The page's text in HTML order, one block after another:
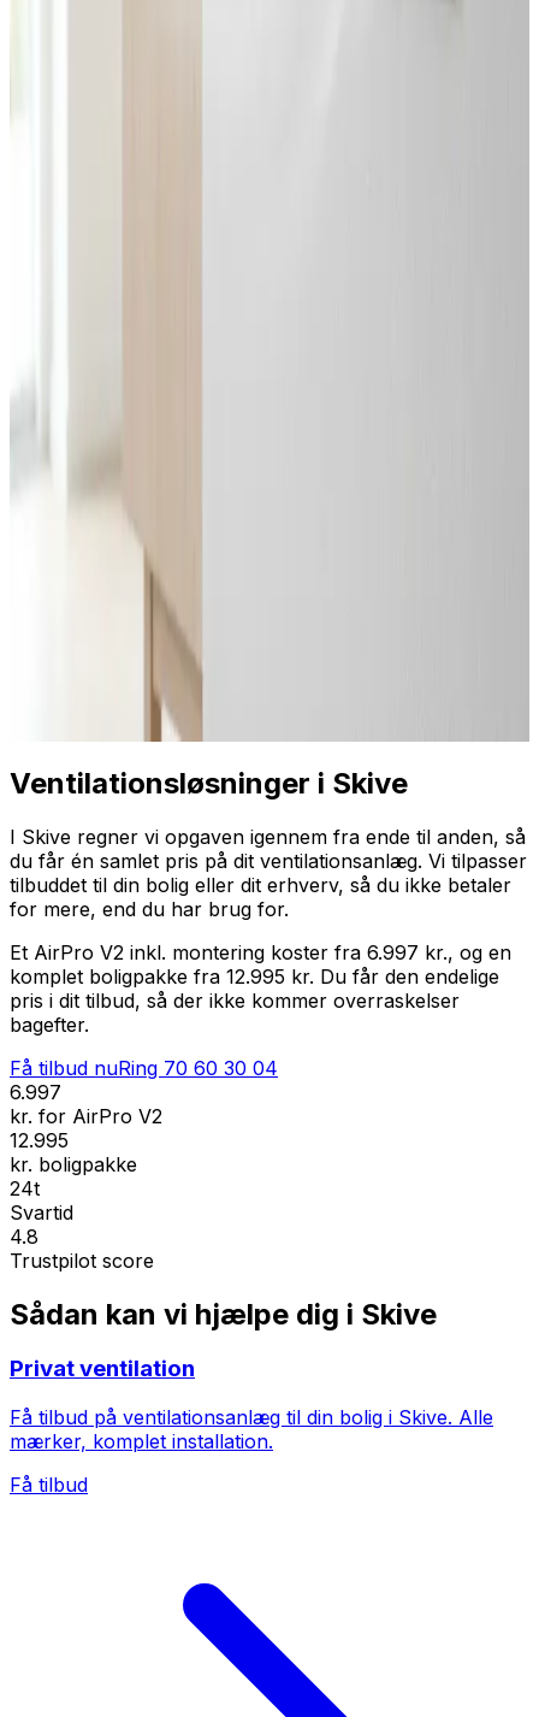
Professionel installation
70 60 30 04
Ventilationsløsninger i Skive
I Skive regner vi opgaven igennem fra ende til anden, så
du får én samlet pris på dit ventilationsanlæg. Vi tilpasser
tilbuddet til din bolig eller dit erhverv, så du ikke betaler
for mere, end du har brug for.
Et AirPro V2 inkl. montering koster fra 6.997 kr., og en
komplet boligpakke fra 12.995 kr. Du får den endelige
pris i dit tilbud, så der ikke kommer overraskelser
bagefter.
Få tilbud nuRing 70 60 30 04
6.997
kr. for AirPro V2
12.995
kr. boligpakke
24t
Svartid
4.8
Trustpilot score
Sådan kan vi hjælpe dig i Skive
Privat ventilation
Få tilbud på ventilationsanlæg til din bolig i Skive. Alle
mærker, komplet installation.
Få tilbud